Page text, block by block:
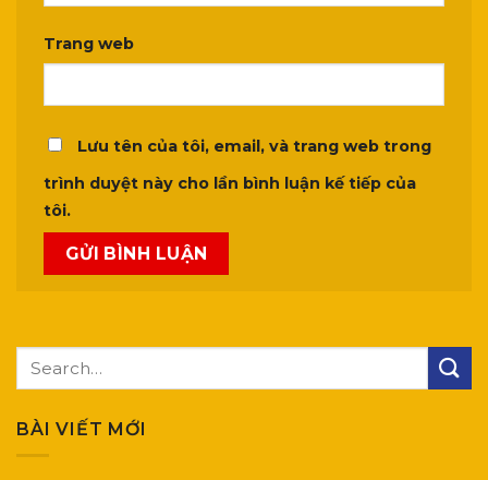
Trang web
Lưu tên của tôi, email, và trang web trong
trình duyệt này cho lần bình luận kế tiếp của
tôi.
BÀI VIẾT MỚI